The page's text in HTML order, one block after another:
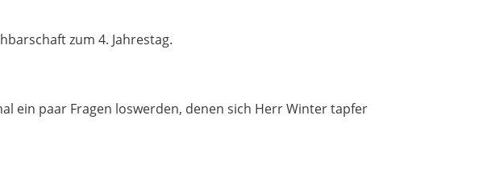
zum 4. Jahrestag.
ein paar Fragen loswerden, denen sich Herr Winter tapfer